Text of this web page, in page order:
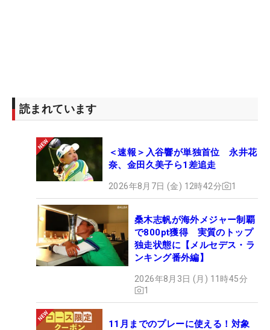
読まれています
＜速報＞入谷響が単独首位 永井花
奈、金田久美子ら1差追走
2026年8月7日 (金) 12時42分 1
桑木志帆が海外メジャー制覇
で800pt獲得 実質のトップ
独走状態に【メルセデス・ラ
ンキング番外編】
2026年8月3日 (月) 11時45分
1
11月までのプレーに使える！対象